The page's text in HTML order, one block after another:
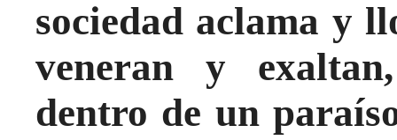
sociedad aclama y
veneran y
dentro de un